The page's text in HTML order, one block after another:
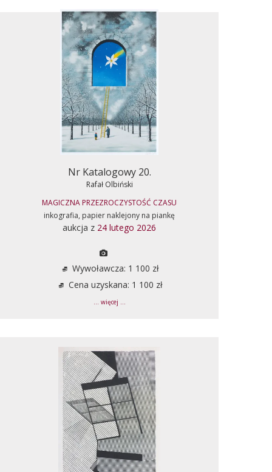
Nr Katalogowy 20.
Rafał Olbiński
MAGICZNA PRZEZROCZYSTOŚĆ CZASU
inkografia, papier naklejony na piankę
aukcja z 24 lutego 2026
Wywoławcza: 1 100 zł
Cena uzyskana: 1 100 zł
... więcej ...